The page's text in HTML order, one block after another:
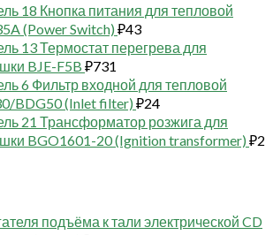
18 Кнопка питания для тепловой
(Power Switch) ₽43
13 Термостат перегрева для
BJE-F5B ₽731
6 Фильтр входной для тепловой
BDG50 (Inlet filter) ₽24
21 Трансформатор розжига для
BGO1601-20 (Ignition transformer) ₽2
подъёма к тали электрической CD